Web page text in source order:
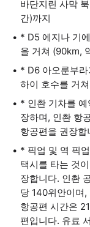
바단지린 사막
간)까지
* D5 에지나 기
을 거쳐 (90km,
* D6 아오룬부
하이 호수를 거
* 인촨 기차를
장하며, 인촨 항
항공편을 권장합
* 픽업 및 역 픽
택시를 타는 것
장합니다. 인촨
당 140위안이며
항공편 시간은
편입니다. 유료